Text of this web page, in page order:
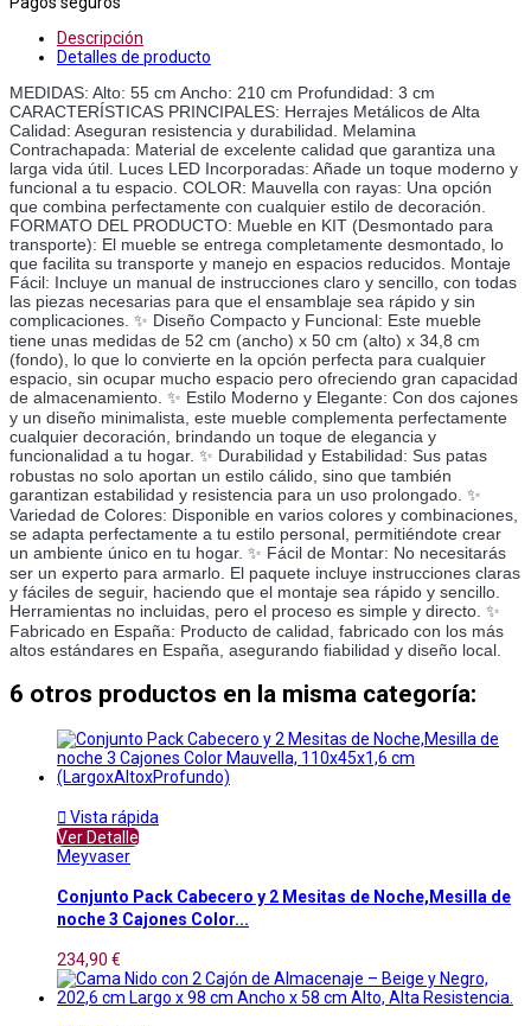
Descripción
Detalles de producto
MEDIDAS: Alto: 55 cm Ancho: 210 cm Profundidad: 3 cm
CARACTERÍSTICAS PRINCIPALES: Herrajes Metálicos de Alta
Calidad: Aseguran resistencia y durabilidad. Melamina
Contrachapada: Material de excelente calidad que garantiza una
larga vida útil. Luces LED Incorporadas: Añade un toque moderno y
funcional a tu espacio. COLOR: Mauvella con rayas: Una opción
que combina perfectamente con cualquier estilo de decoración.
FORMATO DEL PRODUCTO: Mueble en KIT (Desmontado para
transporte): El mueble se entrega completamente desmontado, lo
que facilita su transporte y manejo en espacios reducidos. Montaje
Fácil: Incluye un manual de instrucciones claro y sencillo, con todas
las piezas necesarias para que el ensamblaje sea rápido y sin
complicaciones. ✨ Diseño Compacto y Funcional: Este mueble
tiene unas medidas de 52 cm (ancho) x 50 cm (alto) x 34,8 cm
(fondo), lo que lo convierte en la opción perfecta para cualquier
espacio, sin ocupar mucho espacio pero ofreciendo gran capacidad
de almacenamiento. ✨ Estilo Moderno y Elegante: Con dos cajones
y un diseño minimalista, este mueble complementa perfectamente
cualquier decoración, brindando un toque de elegancia y
funcionalidad a tu hogar. ✨ Durabilidad y Estabilidad: Sus patas
robustas no solo aportan un estilo cálido, sino que también
garantizan estabilidad y resistencia para un uso prolongado. ✨
Variedad de Colores: Disponible en varios colores y combinaciones,
se adapta perfectamente a tu estilo personal, permitiéndote crear
un ambiente único en tu hogar. ✨ Fácil de Montar: No necesitarás
ser un experto para armarlo. El paquete incluye instrucciones claras
y fáciles de seguir, haciendo que el montaje sea rápido y sencillo.
Herramientas no incluidas, pero el proceso es simple y directo. ✨
Fabricado en España: Producto de calidad, fabricado con los más
altos estándares en España, asegurando fiabilidad y diseño local.
6 otros productos en la misma categoría:
 Vista rápida
Ver Detalle
Meyvaser
Conjunto Pack Cabecero y 2 Mesitas de Noche,Mesilla de
noche 3 Cajones Color...
234,90 €